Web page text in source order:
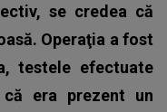
se credea că
Operaţia a fost
testele efectuate
era prezent un